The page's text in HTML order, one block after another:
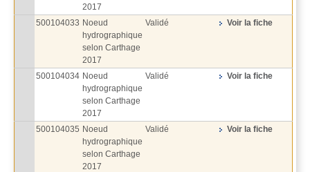
2017
500104033 Noeud
hydrographique
selon Carthage
2017
Validé Voir la fiche
500104034 Noeud
hydrographique
selon Carthage
2017
Validé Voir la fiche
500104035 Noeud
hydrographique
selon Carthage
2017
Validé Voir la fiche